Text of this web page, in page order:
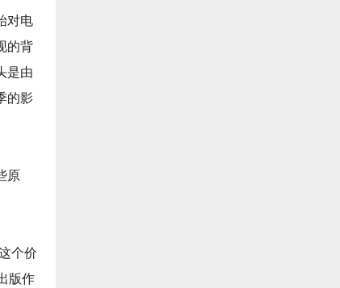
对电
的背
是由
的影
原
个价
版作